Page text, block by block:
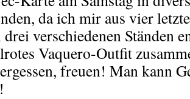
da ich mir aus vier
verschiedenen Ständen
Vaquero-Outfit
freuen! Man kann